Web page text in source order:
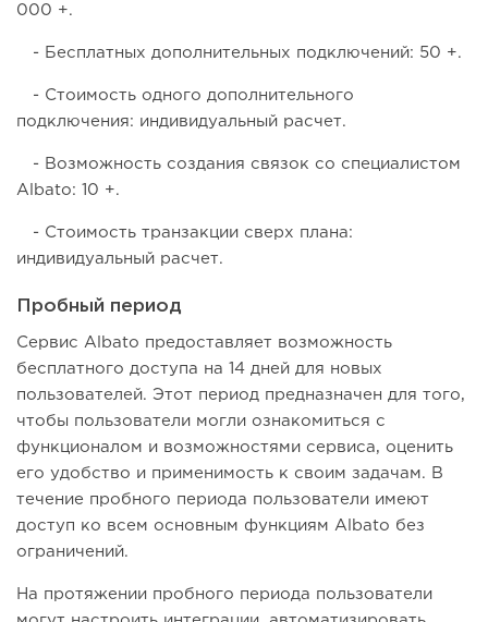
000 +.
- Бесплатных дополнительных подключений: 50 +.
- Стоимость одного дополнительного
подключения: индивидуальный расчет.
- Возможность создания связок со специалистом
Albato: 10 +.
- Стоимость транзакции сверх плана:
индивидуальный расчет.
Пробный период
Сервис Albato предоставляет возможность
бесплатного доступа на 14 дней для новых
пользователей. Этот период предназначен для того,
чтобы пользователи могли ознакомиться с
функционалом и возможностями сервиса, оценить
его удобство и применимость к своим задачам. В
течение пробного периода пользователи имеют
доступ ко всем основным функциям Albato без
ограничений.
На протяжении пробного периода пользователи